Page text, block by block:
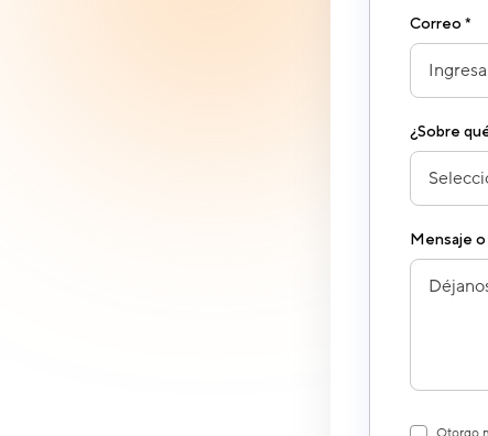
Correo *
¿Sobre
Mensaje